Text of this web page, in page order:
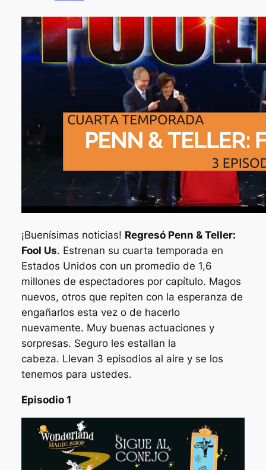
¡Buenísimas noticias! Regresó Penn & Teller:
Fool Us. Estrenan su cuarta temporada en
Estados Unidos con un promedio de 1,6
millones de espectadores por capítulo. Magos
nuevos, otros que repiten con la esperanza de
engañarlos esta vez o de hacerlo
nuevamente. Muy buenas actuaciones y
sorpresas. Seguro les estallan la
cabeza. Llevan 3 episodios al aire y se los
tenemos para ustedes.
Episodio 1